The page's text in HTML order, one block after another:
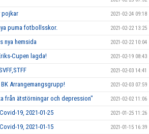
pojkar 2021-02-24 09:18
puma fotbollsskor. 2021-02-22 13:25
nya hemsida 2021-02-22 10:04
Cupen lagda! 2021-02-19 08:43
2021-02-03 14:41
Arrangemangsgrupp! 2021-02-03 07:59
från ätstörningar och depression" 2021-02-02 11:06
19, 2021-01-25 2021-01-25 11:26
19, 2021-01-15 2021-01-15 16:39